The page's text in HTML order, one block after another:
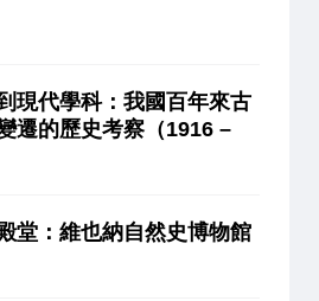
現代學科：我國百年來古
遷的歷史考察（1916 –
堂：維也納自然史博物館